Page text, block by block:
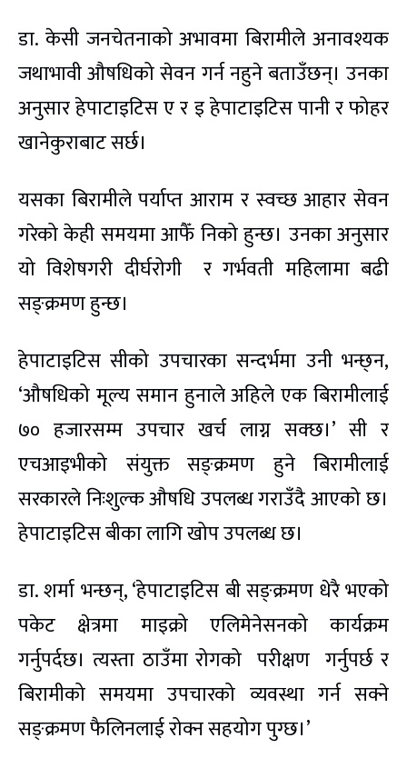
डा. केसी जनचेतनाको अभावमा बिरामीले अनावश्यक
जथाभावी औषधिको सेवन गर्न नहुने बताउँछन्। उनका
अनुसार हेपाटाइटिस ए र इ हेपाटाइटिस पानी र फोहर
खानेकुराबाट सर्छ।
यसका बिरामीले पर्याप्त आराम र स्वच्छ आहार सेवन
गरेको केही समयमा आफैँ निको हुन्छ। उनका अनुसार
यो विशेषगरी दीर्घरोगी र गर्भवती महिलामा बढी
सङ्क्रमण हुन्छ।
हेपाटाइटिस सीको उपचारका सन्दर्भमा उनी भन्छ्न,
‘औषधिको मूल्य समान हुनाले अहिले एक बिरामीलाई
७० हजारसम्म उपचार खर्च लाग्न सक्छ।’ सी र
एचआइभीको संयुक्त सङ्क्रमण हुने बिरामीलाई
सरकारले निःशुल्क औषधि उपलब्ध गराउँदै आएको छ।
हेपाटाइटिस बीका लागि खोप उपलब्ध छ।
डा. शर्मा भन्छन्, ‘हेपाटाइटिस बी सङ्क्रमण धेरै भएको
पकेट क्षेत्रमा माइक्रो एलिमेनेसनको कार्यक्रम
गर्नुपर्दछ। त्यस्ता ठाउँमा रोगको परीक्षण गर्नुपर्छ र
बिरामीको समयमा उपचारको व्यवस्था गर्न सक्ने
सङ्क्रमण फैलिनलाई रोक्न सहयोग पुग्छ।’